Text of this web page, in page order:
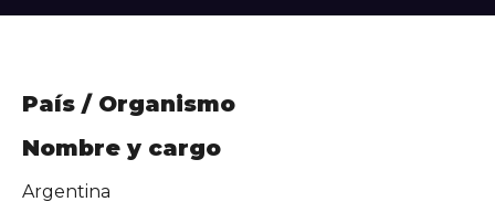
País / Organismo
Nombre y cargo
Argentina